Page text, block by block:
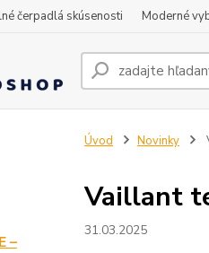
čerpadlá skúsenosti Moderné
–
Úvod Novinky
Vaillant
31.03.2025